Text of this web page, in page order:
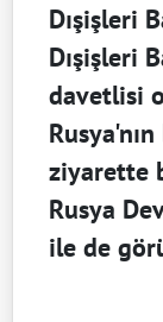
Dışişleri
Dışişleri
davetlisi
ziyarette
Rusya
ile de